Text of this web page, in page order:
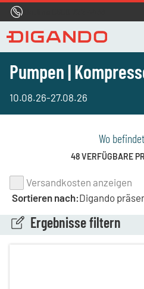
Pumpen |
10.08.26-27.08.26
Wo
48 VERFÜGBARE
Ergebnisse filtern
Versandkosten anzeigen
Sortieren nach:Digando